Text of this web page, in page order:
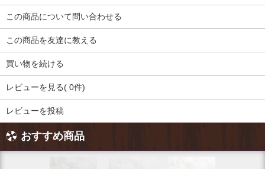
この商品について問い合わせる
この商品を友達に教える
買い物を続ける
レビューを見る( 0件)
レビューを投稿
おすすめ商品